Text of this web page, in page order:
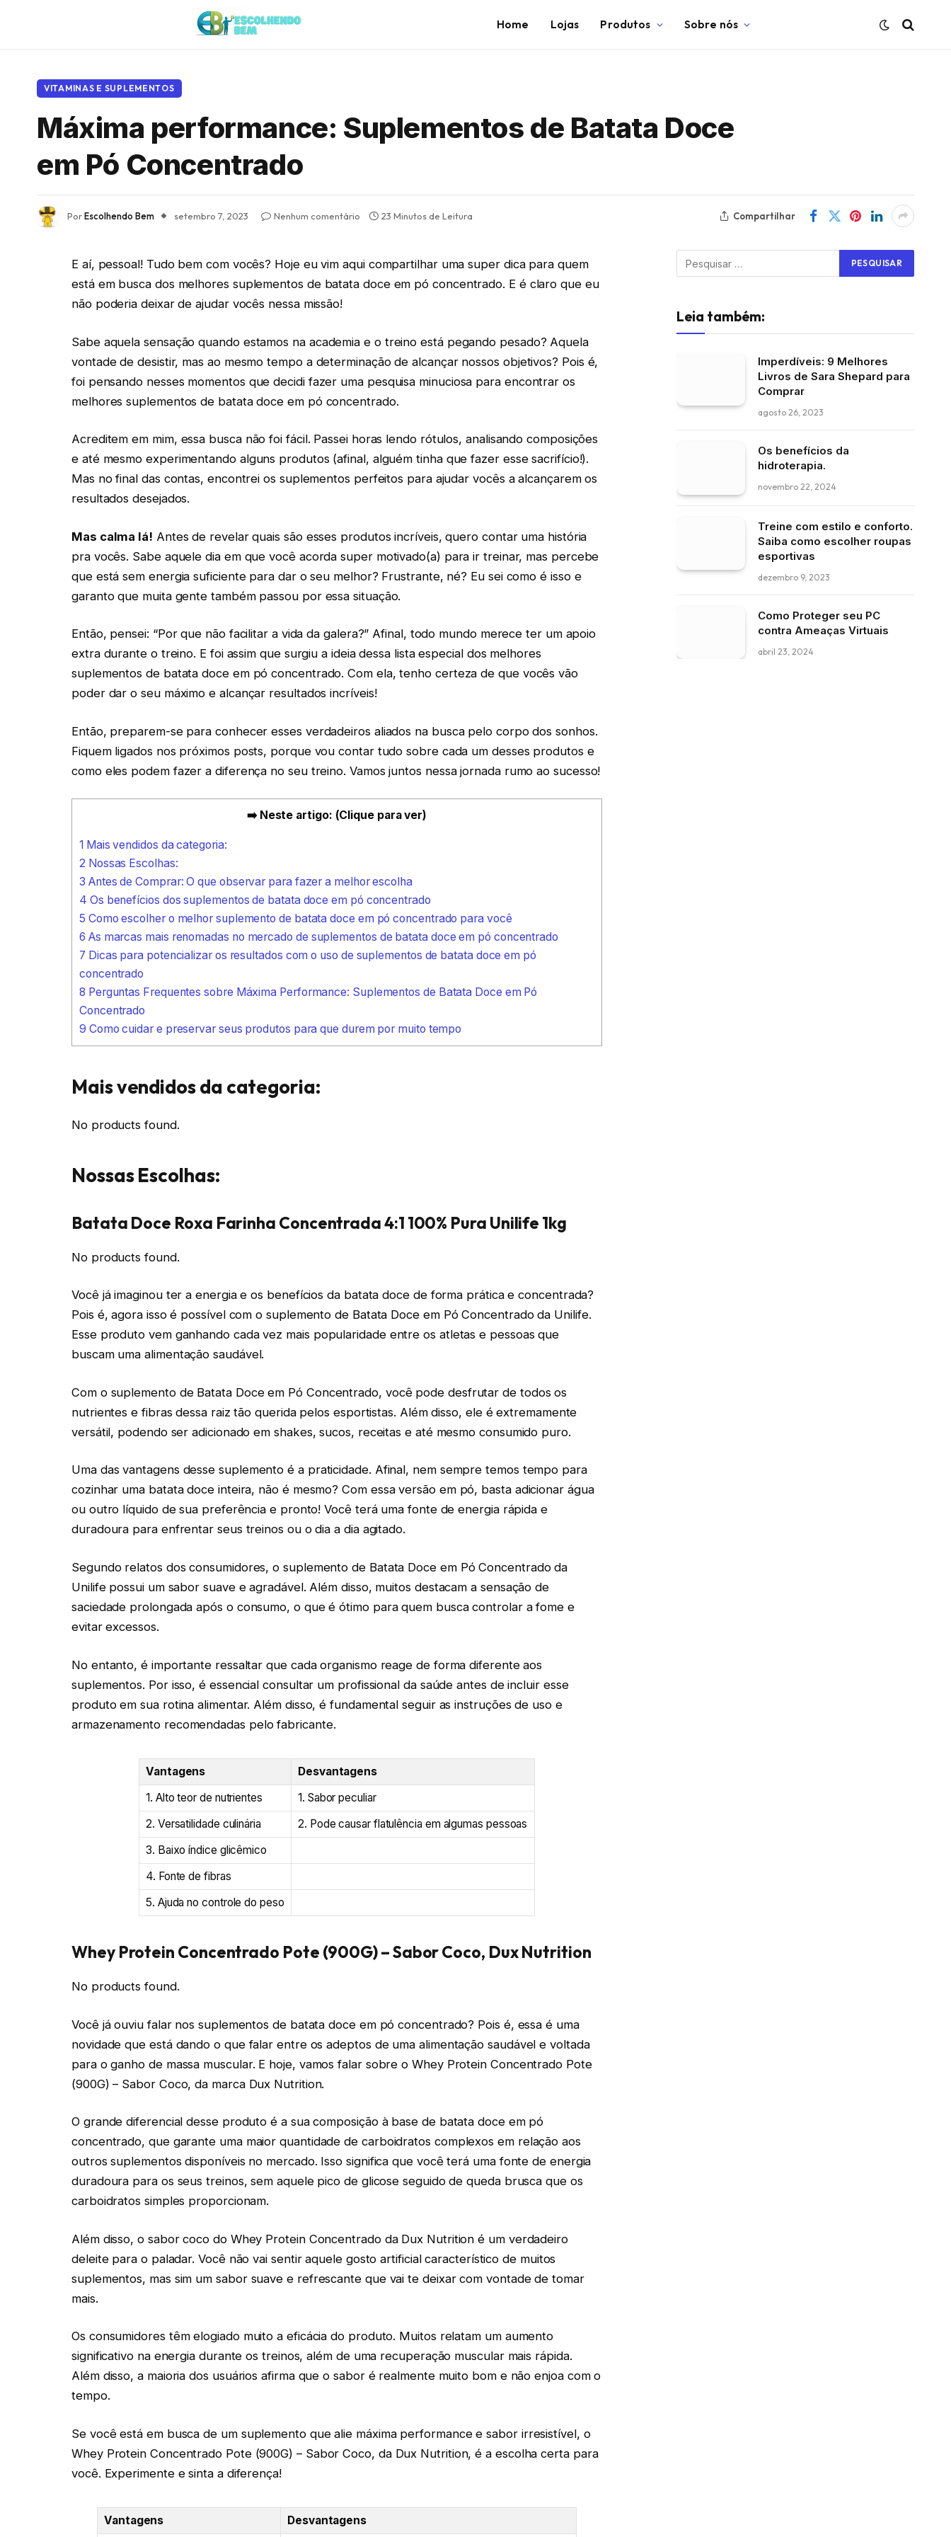
Home Lojas Produtos Sobre nós
VITAMINAS E SUPLEMENTOS
Máxima performance: Suplementos de Batata Doce
em Pó Concentrado
PorEscolhendo Bem setembro 7, 2023 Nenhum comentário 23 Minutos de Leitura Compartilhar
E aí, pessoal! Tudo bem com vocês? Hoje eu vim aqui compartilhar uma super dica para quem
está em busca dos melhores suplementos de batata doce em pó concentrado. E é claro que eu
não poderia deixar de ajudar vocês nessa missão!
Sabe aquela sensação quando estamos na academia e o treino está pegando pesado? Aquela
vontade de desistir, mas ao mesmo tempo a determinação de alcançar nossos objetivos? Pois é,
foi pensando nesses momentos que decidi fazer uma pesquisa minuciosa para encontrar os
melhores suplementos de batata doce em pó concentrado.
Acreditem em mim, essa busca não foi fácil. Passei horas lendo rótulos, analisando composições
e até mesmo experimentando alguns produtos (afinal, alguém tinha que fazer esse sacrifício!).
Mas no final das contas, encontrei os suplementos perfeitos para ajudar vocês a alcançarem os
resultados desejados.
Mas calma lá! Antes de revelar quais são esses produtos incríveis, quero contar uma história
pra vocês. Sabe aquele dia em que você acorda super motivado(a) para ir treinar, mas percebe
que está sem energia suficiente para dar o seu melhor? Frustrante, né? Eu sei como é isso e
garanto que muita gente também passou por essa situação.
Então, pensei: “Por que não facilitar a vida da galera?” Afinal, todo mundo merece ter um apoio
extra durante o treino. E foi assim que surgiu a ideia dessa lista especial dos melhores
suplementos de batata doce em pó concentrado. Com ela, tenho certeza de que vocês vão
poder dar o seu máximo e alcançar resultados incríveis!
Então, preparem-se para conhecer esses verdadeiros aliados na busca pelo corpo dos sonhos.
Fiquem ligados nos próximos posts, porque vou contar tudo sobre cada um desses produtos e
como eles podem fazer a diferença no seu treino. Vamos juntos nessa jornada rumo ao sucesso!
➡️ Neste artigo: (Clique para ver)
1 Mais vendidos da categoria:
2 Nossas Escolhas:
3 Antes de Comprar: O que observar para fazer a melhor escolha
4 Os benefícios dos suplementos de batata doce em pó concentrado
5 Como escolher o melhor suplemento de batata doce em pó concentrado para você
6 As marcas mais renomadas no mercado de suplementos de batata doce em pó concentrado
7 Dicas para potencializar os resultados com o uso de suplementos de batata doce em pó
concentrado
8 Perguntas Frequentes sobre Máxima Performance: Suplementos de Batata Doce em Pó
Concentrado
9 Como cuidar e preservar seus produtos para que durem por muito tempo
Mais vendidos da categoria:
No products found.
Nossas Escolhas:
Batata Doce Roxa Farinha Concentrada 4:1 100% Pura Unilife 1kg
No products found.
Você já imaginou ter a energia e os benefícios da batata doce de forma prática e concentrada?
Pois é, agora isso é possível com o suplemento de Batata Doce em Pó Concentrado da Unilife.
Esse produto vem ganhando cada vez mais popularidade entre os atletas e pessoas que
buscam uma alimentação saudável.
Com o suplemento de Batata Doce em Pó Concentrado, você pode desfrutar de todos os
nutrientes e fibras dessa raiz tão querida pelos esportistas. Além disso, ele é extremamente
versátil, podendo ser adicionado em shakes, sucos, receitas e até mesmo consumido puro.
Uma das vantagens desse suplemento é a praticidade. Afinal, nem sempre temos tempo para
cozinhar uma batata doce inteira, não é mesmo? Com essa versão em pó, basta adicionar água
ou outro líquido de sua preferência e pronto! Você terá uma fonte de energia rápida e
duradoura para enfrentar seus treinos ou o dia a dia agitado.
Segundo relatos dos consumidores, o suplemento de Batata Doce em Pó Concentrado da
Unilife possui um sabor suave e agradável. Além disso, muitos destacam a sensação de
saciedade prolongada após o consumo, o que é ótimo para quem busca controlar a fome e
evitar excessos.
No entanto, é importante ressaltar que cada organismo reage de forma diferente aos
suplementos. Por isso, é essencial consultar um profissional da saúde antes de incluir esse
produto em sua rotina alimentar. Além disso, é fundamental seguir as instruções de uso e
armazenamento recomendadas pelo fabricante.
Vantagens
Desvantagens
1. Alto teor de nutrientes
1. Sabor peculiar
2. Versatilidade culinária
2. Pode causar flatulência em algumas pessoas
3. Baixo índice glicêmico
4. Fonte de fibras
5. Ajuda no controle do peso
Whey Protein Concentrado Pote (900G) – Sabor Coco, Dux Nutrition
No products found.
Você já ouviu falar nos suplementos de batata doce em pó concentrado? Pois é, essa é uma
novidade que está dando o que falar entre os adeptos de uma alimentação saudável e voltada
para o ganho de massa muscular. E hoje, vamos falar sobre o Whey Protein Concentrado Pote
(900G) – Sabor Coco, da marca Dux Nutrition.
O grande diferencial desse produto é a sua composição à base de batata doce em pó
concentrado, que garante uma maior quantidade de carboidratos complexos em relação aos
outros suplementos disponíveis no mercado. Isso significa que você terá uma fonte de energia
duradoura para os seus treinos, sem aquele pico de glicose seguido de queda brusca que os
carboidratos simples proporcionam.
Além disso, o sabor coco do Whey Protein Concentrado da Dux Nutrition é um verdadeiro
deleite para o paladar. Você não vai sentir aquele gosto artificial característico de muitos
suplementos, mas sim um sabor suave e refrescante que vai te deixar com vontade de tomar
mais.
Os consumidores têm elogiado muito a eficácia do produto. Muitos relatam um aumento
significativo na energia durante os treinos, além de uma recuperação muscular mais rápida.
Além disso, a maioria dos usuários afirma que o sabor é realmente muito bom e não enjoa com o
tempo.
Se você está em busca de um suplemento que alie máxima performance e sabor irresistível, o
Whey Protein Concentrado Pote (900G) – Sabor Coco, da Dux Nutrition, é a escolha certa para
você. Experimente e sinta a diferença!
Vantagens Desvantagens
Leia também:
Imperdíveis: 9 Melhores
Livros de Sara Shepard para
Comprar
agosto 26, 2023
Os benefícios da
hidroterapia.
novembro 22, 2024
Treine com estilo e conforto.
Saiba como escolher roupas
esportivas
dezembro 9, 2023
Como Proteger seu PC
contra Ameaças Virtuais
abril 23, 2024